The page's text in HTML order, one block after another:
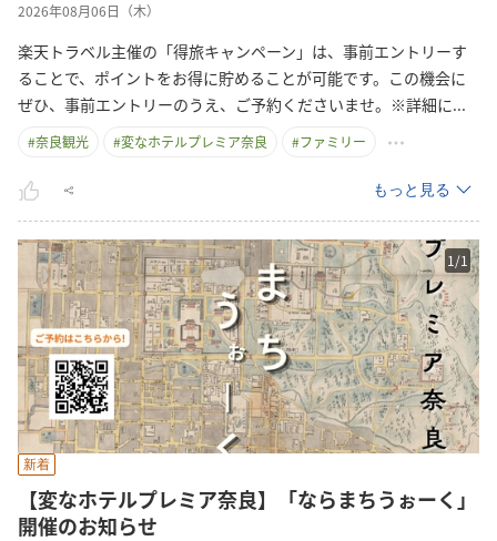
2026年08月06日（木）
楽天トラベル主催の「得旅キャンペーン」は、事前エントリーす
ることで、ポイントをお得に貯めることが可能です。この機会に
ぜひ、事前エントリーのうえ、ご予約くださいませ。※詳細に...
#奈良観光 #変なホテルプレミア奈良 #ファミリー
もっと見る
1 /1
新着
【変なホテルプレミア奈良】「ならまちうぉーく」
開催のお知らせ